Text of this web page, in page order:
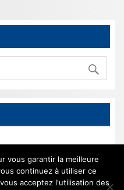
vous garantir la meilleure
continuez à utiliser ce
acceptez l'utilisation des